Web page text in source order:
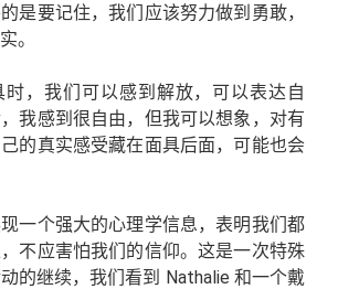
是要记住，我们应该努力做到勇敢，
。
时，我们可以感到解放，可以表达自
我感到很自由，但我可以想象，对有
的真实感受藏在面具后面，可能也会
一个强大的心理学信息，表明我们都
不应害怕我们的信仰。这是一次特殊
的继续，我们看到 Nathalie 和一个戴